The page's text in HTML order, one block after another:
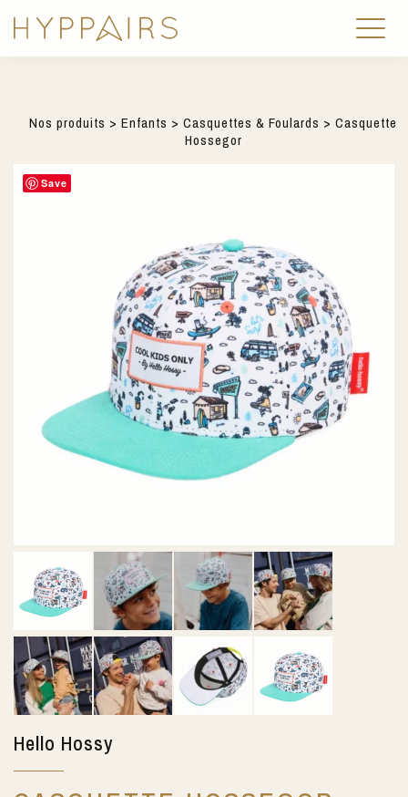
Nos produits > Enfants > Casquettes & Foulards > Casquette
Hossegor
Save
Hello Hossy